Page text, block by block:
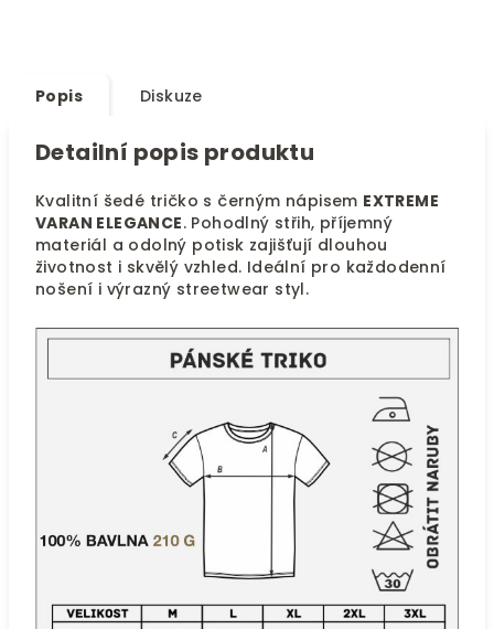
Popis Diskuze
Detailní popis produktu
Kvalitní šedé tričko s černým nápisem EXTREME
VARAN ELEGANCE. Pohodlný střih, příjemný
materiál a odolný potisk zajišťují dlouhou
životnost i skvělý vzhled. Ideální pro každodenní
nošení i výrazný streetwear styl.